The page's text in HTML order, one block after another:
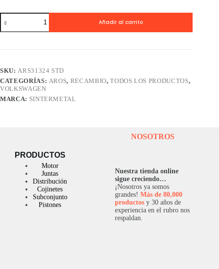
Aros
Recambio
SINTERMETAL
Ø81.00
STD
(1.2-
1.5-
Añadir al carrito
SKU: ARS31324 STD
CATEGORÍAS: AROS, RECAMBIO,TODOS LOS PRODUCTOS,
VOLKSWAGEN
MARCA: SINTERMETAL
PRODUCTOS
Motor
Juntas
Distribución
Cojinetes
Subconjunto
Pistones
NOSOTROS
Nuestra tienda online
sigue creciendo…
¡Nosotros ya somos
grandes!Más de 80,000
productos y 30 años de
experiencia en el rubro nos
respaldan.